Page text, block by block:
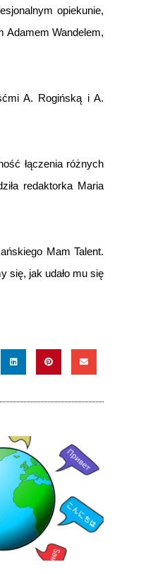
opiekunie,
Adamem Wandelem,
A. Rogińską i A.
łączenia różnych
redaktorka Maria
Mam Talent.
się, jak udało mu się